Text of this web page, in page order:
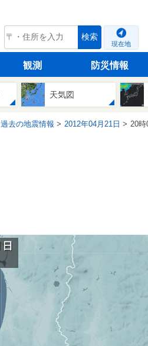
tenki.jp 検索
現在地
観測 防災情報
天気図
過去の地震情報 2012年04月21日 20時